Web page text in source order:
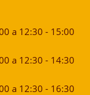
a 12:30 - 15:00
a 12:30 - 14:30
a 12:30 - 16:30